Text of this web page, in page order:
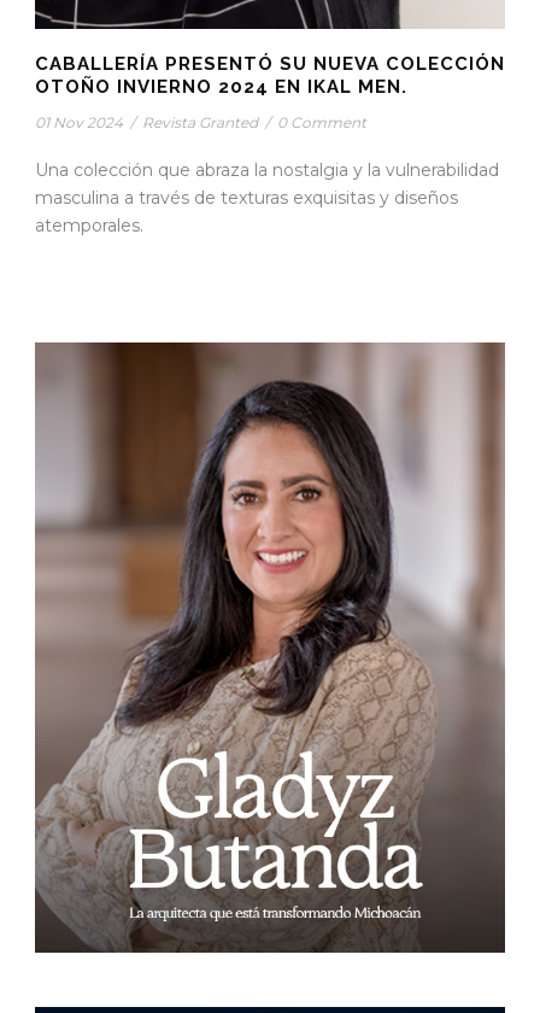
CABALLERÍA PRESENTÓ SU NUEVA COLECCIÓN
OTOÑO INVIERNO 2024 EN IKAL MEN.
01 Nov 2024 / Revista Granted / 0 Comment
Una colección que abraza la nostalgia y la vulnerabilidad
masculina a través de texturas exquisitas y diseños
atemporales.